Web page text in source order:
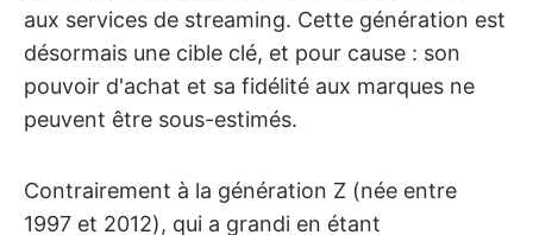
aux services de streaming. Cette génération est
désormais une cible clé, et pour cause : son
pouvoir d'achat et sa fidélité aux marques ne
peuvent être sous-estimés.
Contrairement à la génération Z (née entre
1997 et 2012), qui a grandi en étant